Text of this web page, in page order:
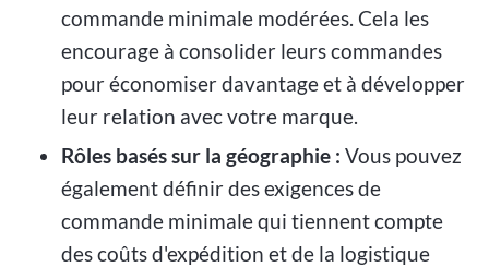
commande minimale modérées. Cela les
encourage à consolider leurs commandes
pour économiser davantage et à développer
leur relation avec votre marque.
Rôles basés sur la géographie : Vous pouvez
également définir des exigences de
commande minimale qui tiennent compte
des coûts d'expédition et de la logistique